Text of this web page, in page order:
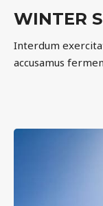
WINTER
Interdum
accusamus